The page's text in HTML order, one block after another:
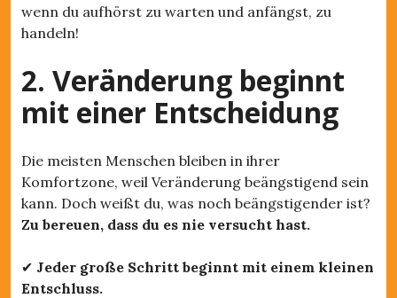
wenn du aufhörst zu warten und anfängst, zu
handeln!
2. Veränderung beginnt
mit einer Entscheidung
Die meisten Menschen bleiben in ihrer
Komfortzone, weil Veränderung beängstigend sein
kann. Doch weißt du, was noch beängstigender ist?
Zu bereuen, dass du es nie versucht hast.
✔ Jeder große Schritt beginnt mit einem kleinen
Entschluss.